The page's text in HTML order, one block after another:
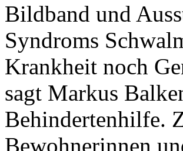
Bildband und
Syndroms
Krankheit noch
sagt Markus
Behindertenhilfe.
Bewohnerinnen